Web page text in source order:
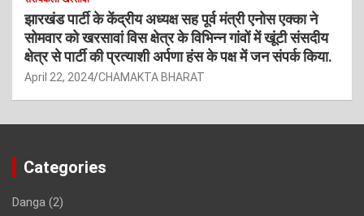
झारखंड पार्टी के केंद्रीय अध्यक्ष सह पूर्व मंत्री एनोस एक्का ने
सोमवार को खरसावां विस क्षेत्र के विभिन्न गांवों में खूंटी संसदीय
क्षेत्र से पार्टी की प्रत्याशी अर्पणा हंस के पक्ष में जन संपर्क किया.
April 22, 2024 CHAMAKTA BHARAT
Categories
Danga (2)